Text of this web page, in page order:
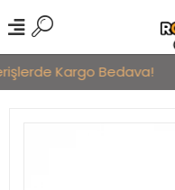
Kargo Bedava!